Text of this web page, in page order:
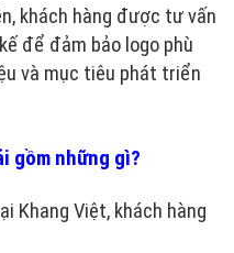
khách hàng được tư vấn
để đảm bảo logo phù
và mục tiêu phát triển
gồm những gì?
Khang Việt, khách hàng